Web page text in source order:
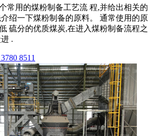
常用的煤粉制备工艺流 程,并给出相关的
绍一下煤粉制备的原料。 通常使用的原
硫分的优质煤炭,在进入煤粉制备流程之
.
8511